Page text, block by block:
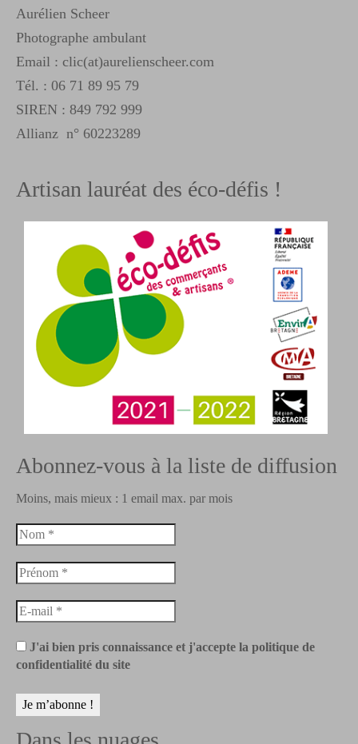
Aurélien Scheer
Photographe ambulant
Email : clic(at)aurelienscheer.com
Tél. : 06 71 89 95 79
SIREN : 849 792 999
Allianz n° 60223289
Artisan lauréat des éco-défis !
Abonnez-vous à la liste de diffusion
Moins, mais mieux : 1 email max. par mois
J'ai bien pris connaissance et j'accepte la politique de
confidentialité du site